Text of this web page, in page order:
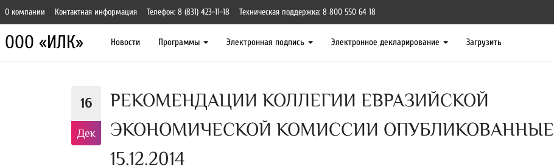
О компании Контактная информация Телефон: 8 (831) 423-11-18 Техническая поддержка: 8 800 550 64 18
ООО «ИЛК» Новости Программы Электронная подпись Электронное декларирование Загрузить
16
Дек
РЕКОМЕНДАЦИИ КОЛЛЕГИИ ЕВРАЗИЙСКОЙ
ЭКОНОМИЧЕСКОЙ КОМИССИИ ОПУБЛИКОВАННЫЕ
15.12.2014